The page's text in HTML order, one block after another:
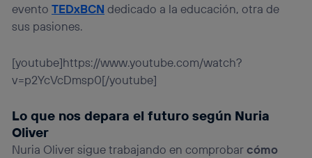
eventoTEDxBCN dedicado a la educación, otra de
sus pasiones.
[youtube]https://www.youtube.com/watch?
v=p2YcVcDmsp0[/youtube]
Lo que nos depara el futuro según Nuria
Oliver
Nuria Oliver sigue trabajando en comprobarcómo